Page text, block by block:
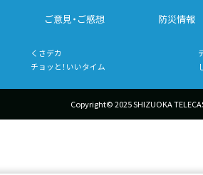
ご意見・ご感想
防災情報
くさデカ
チョッと！いいタイム
Copyright© 2025 SHIZUOKA